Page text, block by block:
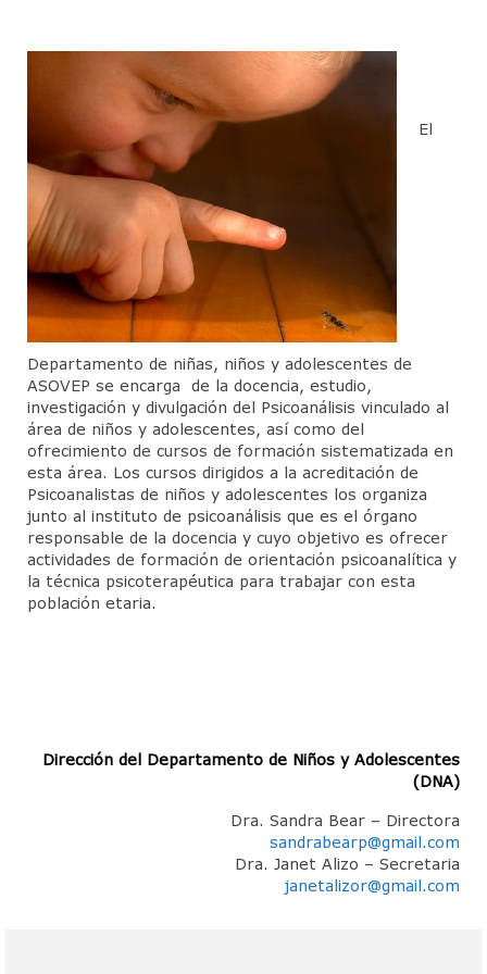
Actividades Cientificas
Jornadas Anuales Sigmund Freud
CineForo
Cineforo – Hater
Cineforo – El Silencio de Otros
CineForo – las 50 Sombras de Grey
Cine Foro – La Isla Siniestra
CineForo – Guillaume y los chicos… ¡a la
mesa!
CineForo – El Pasado
CineForo – Malefica
CineForo – Tenemos que hablar de Kevin
CineForo – La Ladrona de Libros
CineForo – Hannan Arendt
Departamento de Niños y Adolescentes (DNA)
El
Departamento de niñas, niños y adolescentes de
ASOVEP se encarga de la docencia, estudio,
investigación y divulgación del Psicoanálisis vinculado al
área de niños y adolescentes, así como del
ofrecimiento de cursos de formación sistematizada en
esta área. Los cursos dirigidos a la acreditación de
Psicoanalistas de niños y adolescentes los organiza
junto al instituto de psicoanálisis que es el órgano
responsable de la docencia y cuyo objetivo es ofrecer
actividades de formación de orientación psicoanalítica y
la técnica psicoterapéutica para trabajar con esta
población etaria.
Dirección del Departamento de Niños y Adolescentes
(DNA)
Dra. Sandra Bear – Directora
sandrabearp@gmail.com
Dra. Janet Alizo – Secretaria
janetalizor@gmail.com